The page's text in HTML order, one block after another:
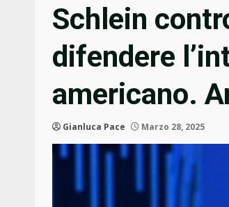
Schlein
difendere
americano.
Gianluca Pace Marzo 28, 2025